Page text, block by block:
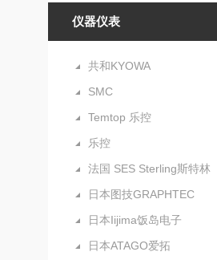
仪器仪表
共和KYOWA
SMC
Temtop 乐控
乐控
法国 SES Sterling斯特林
日本图技GRAPHTEC
日本Iijima饭岛电子
日本ATAGO爱拓